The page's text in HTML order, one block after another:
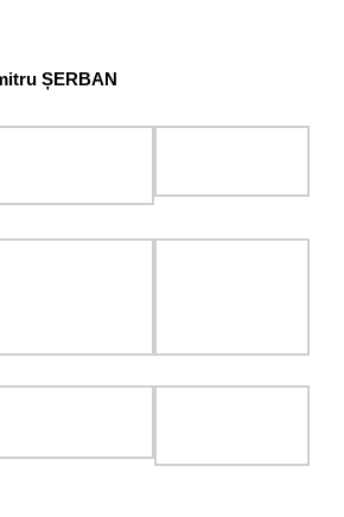
ȘERBAN